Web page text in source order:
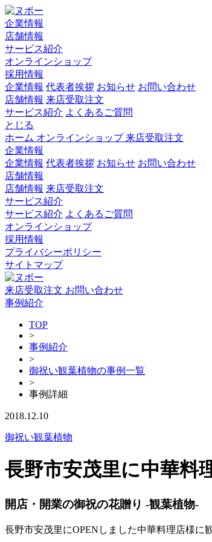
企業情報
店舗情報
サービス紹介
オンラインショップ
採用情報
企業情報 代表者挨拶 お知らせ お問い合わせ
店舗情報 来店受取注文
サービス紹介 よくあるご質問
とじる
ホーム オンラインショップ来店受取注文
企業情報
企業情報 代表者挨拶 お知らせ お問い合わせ
店舗情報
店舗情報 来店受取注文
サービス紹介
サービス紹介 よくあるご質問
オンラインショップ
採用情報
プライバシーポリシー
サイトマップ
来店受取注文 お問い合わせ
事例紹介
TOP
>
事例紹介
>
御祝い観葉植物の事例一覧
>
事例詳細
2018.12.10
御祝い観葉植物
長野市安茂里に中華料
開店・開業の御祝の花贈り -観葉植物-
長野市安茂里にOPENしました中華料理店様に